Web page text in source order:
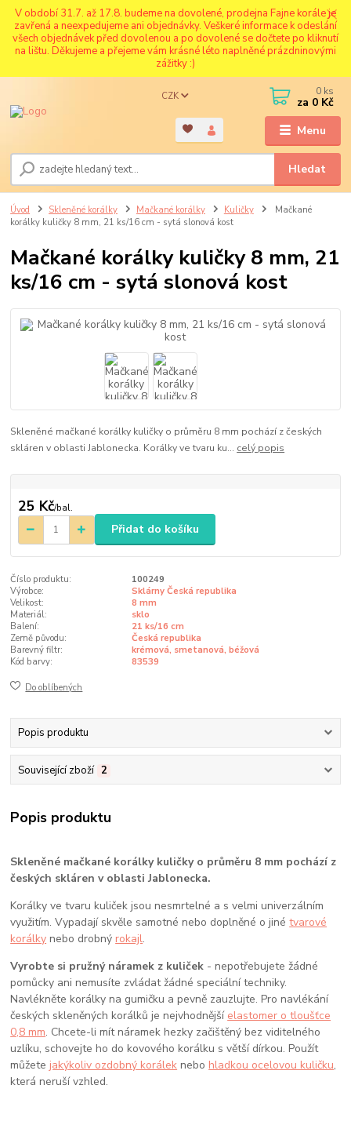
V období 31.7. až 17.8. budeme na dovolené, prodejna Fajne korále je
zavřená a neexpedujeme ani objednávky. Veškeré informace k odeslání
všech objednávek před dovolenou a po dovolené se dočtete po kliknutí
na lištu. Děkujeme a přejeme vám krásné léto naplněné prázdninovými
zážitky :)
Menu
CZK
Hledat
0 ks
za 0 Kč
Úvod Skleněné korálky Mačkané korálky Kuličky
Mačkané
korálky kuličky 8 mm, 21 ks/16 cm - sytá slonová kost
Mačkané korálky kuličky 8 mm, 21
ks/16 cm - sytá slonová kost
Skleněné mačkané korálky kuličky o průměru 8 mm pochází z českých
skláren v oblasti Jablonecka. Korálky ve tvaru ku... celý popis
25 Kč/bal.
Přidat do košíku
Číslo produktu:
100249
Výrobce:
Sklárny Česká republika
Velikost:
8 mm
Materiál:
sklo
Balení:
21 ks/16 cm
Země původu:
Česká republika
Barevný filtr:
krémová, smetanová, béžová
Kód barvy:
83539
Do oblíbených
Popis produktu
Související zboží 2
Popis produktu
Skleněné mačkané korálky kuličky o průměru 8 mm pochází z
českých skláren v oblasti Jablonecka.
Korálky ve tvaru kuliček jsou nesmrtelné a s velmi univerzálním
využitím. Vypadají skvěle samotné nebo doplněné o jinétvarové
korálky nebo drobný rokajl.
Vyrobte si pružný náramek z kuliček - nepotřebujete žádné
pomůcky ani nemusíte zvládat žádné speciální techniky.
Navlékněte korálky na gumičku a pevně zauzlujte. Pro navlékání
českých skleněných korálků je nejvhodnější elastomer o tloušťce
0,8 mm. Chcete-li mít náramek hezky začištěný bez viditelného
uzlíku, schovejte ho do kovového korálku s větší dírkou. Použít
můžetejakýkoliv ozdobný korálek nebo hladkou ocelovou kuličku,
která neruší vzhled.